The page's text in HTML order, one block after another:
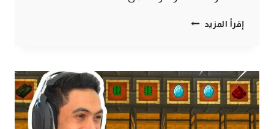
إقرأ المزيد ماين
تصميم
جديد
للبيت
و
المخزن